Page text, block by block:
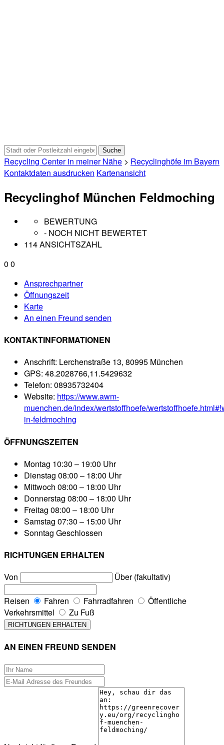
Recycling Center in meiner Nähe > Recyclinghöfe im Bayern
Kontaktdaten ausdrucken Kartenansicht
Recyclinghof München Feldmoching
BEWERTUNG
- NOCH NICHT BEWERTET
114 ANSICHTSZAHL
0 0
Ansprechpartner
Öffnungszeit
Karte
An einen Freund senden
KONTAKTINFORMATIONEN
Anschrift: Lerchenstraße 13, 80995 München
GPS: 48.2028766,11.5429632
Telefon: 08935732404
Website: https://www.awm-
muenchen.de/index/wertstoffhoefe/
in-feldmoching
ÖFFNUNGSZEITEN
Montag 10:30 – 19:00 Uhr
Dienstag 08:00 – 18:00 Uhr
Mittwoch 08:00 – 18:00 Uhr
Donnerstag 08:00 – 18:00 Uhr
Freitag 08:00 – 18:00 Uhr
Samstag 07:30 – 15:00 Uhr
Sonntag Geschlossen
RICHTUNGEN ERHALTEN
Von
Über (fakultativ)
Reisen Fahren Fahrradfahren
Öffentliche
Verkehrsmittel
Zu Fuß
AN EINEN FREUND SENDEN